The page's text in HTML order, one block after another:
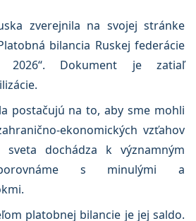
zverejnila na svojej stránke
bilancia Ruskej federácie
2026“. Dokument je zatiaľ
postačujú na to, aby sme mohli
ekonomických vzťahov
sveta dochádza k významným
s minulými a
platobnej bilancie je jej saldo.